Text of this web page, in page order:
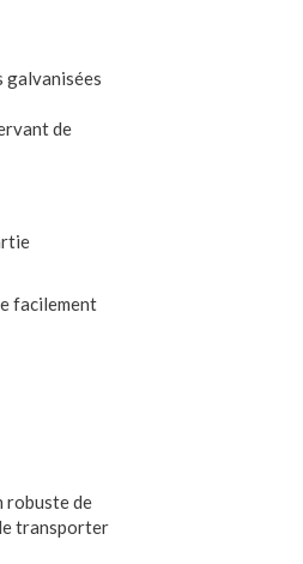
galvanisées
de
facilement
robuste de
transporter